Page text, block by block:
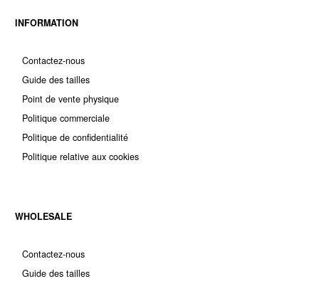
INFORMATION
Contactez-nous
Guide des tailles
Point de vente physique
Politique commerciale
Politique de confidentialité
Politique relative aux cookies
WHOLESALE
Contactez-nous
Guide des tailles